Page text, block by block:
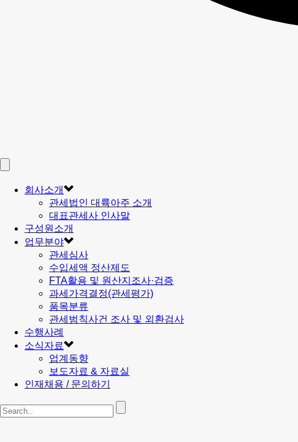
회사소개
관세법인 대륙아주 소개
대표관세사 인사말
구성원소개
업무분야
관세심사
수입세액 정산제도
FTA활용 및 원산지조사·검증
과세가격결정(관세평가)
품목분류
관세범칙사건 조사 및 외환검사
수행사례
소식자료
업계동향
보도자료 & 자료실
인재채용 / 문의하기